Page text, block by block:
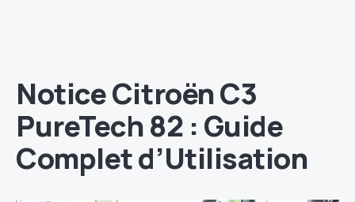
Notice Citroën C3
PureTech 82 : Guide
Complet d’Utilisation